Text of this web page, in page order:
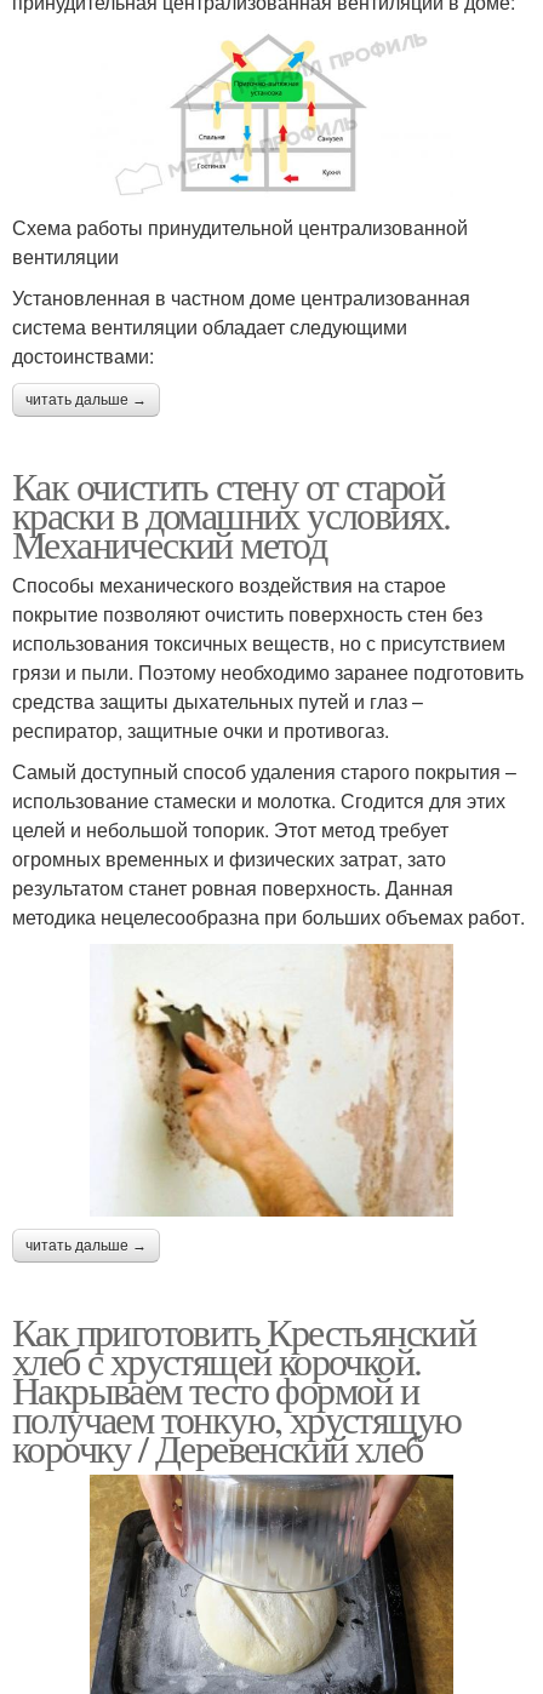
Схема работы принудительной централизованной
вентиляции
Установленная в частном доме централизованная
система вентиляции обладает следующими
достоинствами:
читать дальше →
Как очистить стену от старой
краски в домашних условиях.
Механический метод
Способы механического воздействия на старое
покрытие позволяют очистить поверхность стен без
использования токсичных веществ, но с присутствием
грязи и пыли. Поэтому необходимо заранее подготовить
средства защиты дыхательных путей и глаз –
респиратор, защитные очки и противогаз.
Самый доступный способ удаления старого покрытия –
использование стамески и молотка. Сгодится для этих
целей и небольшой топорик. Этот метод требует
огромных временных и физических затрат, зато
результатом станет ровная поверхность. Данная
методика нецелесообразна при больших объемах работ.
читать дальше →
Как приготовить Крестьянский
хлеб с хрустящей корочкой.
Накрываем тесто формой и
получаем тонкую, хрустящую
корочку / Деревенский хлеб